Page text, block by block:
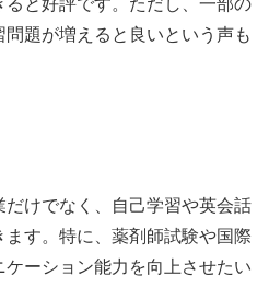
と好評です。ただし、一部の
題が増えると良いという声も
けでなく、自己学習や英会話
す。特に、薬剤師試験や国際
ーション能力を向上させたい